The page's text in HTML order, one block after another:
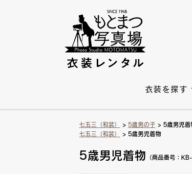
衣装を探す
七五三（和装） > 5歳男の子 > 5歳男児着
七五三（和装）
> 5歳男児着物
5歳男児着物 （商品番号：